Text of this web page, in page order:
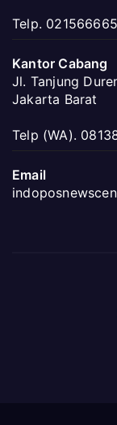
Telp.
Kantor Cabang
Jl. Tanjung
Jakarta Barat
Telp (WA).
Email